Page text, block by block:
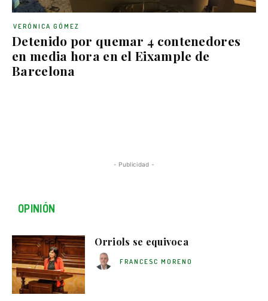
Detenido por quemar 4 contenedores
en media hora en el Eixample de
Barcelona
VERÓNICA GÓMEZ
- Publicidad -
OPINIÓN
Orriols se equivoca
FRANCESC MORENO